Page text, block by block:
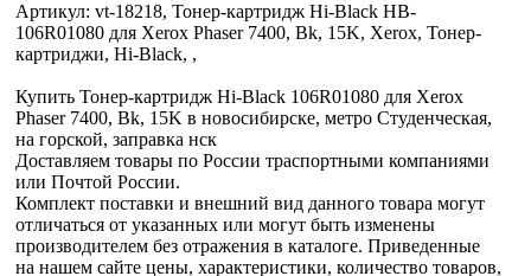
Артикул: vt-18218, Тонер-картридж Hi-Black HB-
106R01080 для Xerox Phaser 7400, Bk, 15K, Xerox, Тонер-
картриджи, Hi-Black, ,
Купить Тонер-картридж Hi-Black 106R01080 для Xerox
Phaser 7400, Bk, 15K в новосибирске, метро Студенческая,
на горской, заправка нск
Доставляем товары по России траспортными компаниями
или Почтой России.
Комплект поставки и внешний вид данного товара могут
отличаться от указанных или могут быть изменены
производителем без отражения в каталоге. Приведенные
на нашем сайте цены, характеристики, количество товаров,